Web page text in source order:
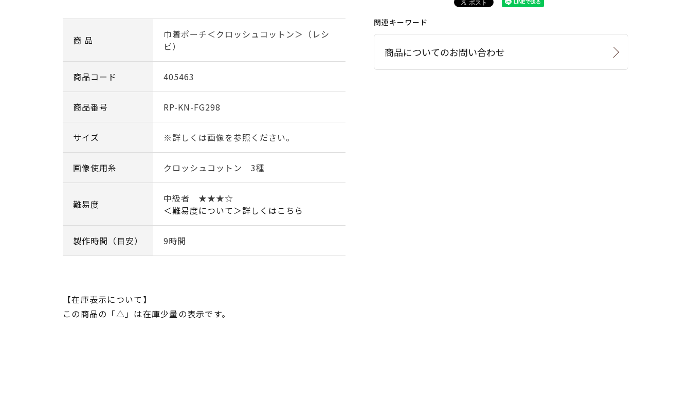
商 品
巾着ポーチ＜クロッシュコットン＞（レシ
ピ）
商品コード 405463
商品番号 RP-KN-FG298
サイズ ※詳しくは画像を参照ください。
画像使用糸 クロッシュコットン 3種
難易度
中級者 ★★★☆
＜難易度について＞詳しくはこちら
製作時間（目安） 9時間
【在庫表示について】
この商品の「△」は在庫少量の表示です。
関連キーワード
商品についてのお問い合わせ